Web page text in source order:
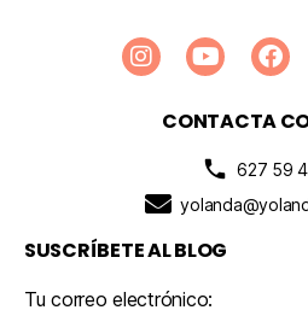
CONTACTA
627 59
SUSCRÍBETE AL BLOG
Tu correo electrónico: